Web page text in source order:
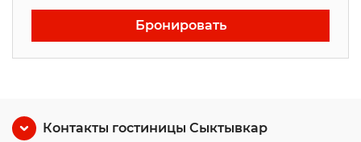
Бронировать
Контакты гостиницы Сыктывкар